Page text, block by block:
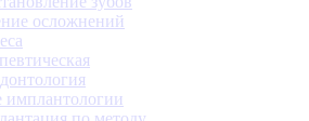
осложнений
имплантологии